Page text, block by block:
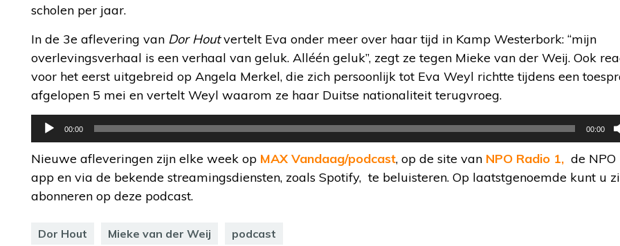
scholen per jaar.
In de 3e aflevering van Dor Houtvertelt Eva onder meer over haar tijd in Kamp Westerbork: “mijn
overlevingsverhaal is een verhaal van geluk. Alléén geluk”, zegt ze tegen Mieke van der Weij. Ook
voor het eerst uitgebreid op Angela Merkel, die zich persoonlijk tot Eva Weyl richtte tijdens een
afgelopen 5 mei en vertelt Weyl waarom ze haar Duitse nationaliteit terugvroeg.
Audiospeler
00:00 00:00
Nieuwe afleveringen zijn elke week op MAX Vandaag/podcast, op de site van NPO Radio 1, de NPO
app en via de bekende streamingsdiensten, zoals Spotify, te beluisteren. Op laatstgenoemde kunt u
abonneren op deze podcast.
Dor Hout Mieke van der Weij podcast